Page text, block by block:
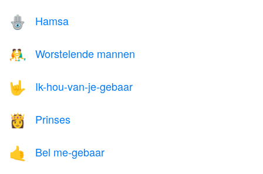
🪬 Hamsa
🤼‍♂️ Worstelende mannen
🤟 Ik-hou-van-je-gebaar
👸 Prinses
🤙 Bel me-gebaar